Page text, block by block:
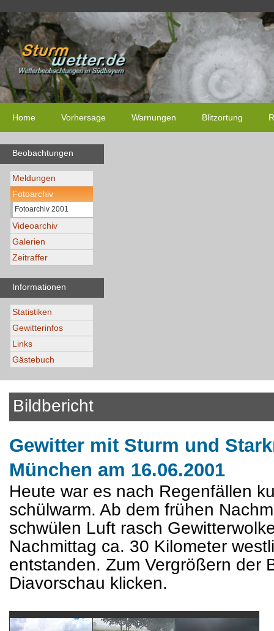
Home Vorhersage Warnungen Blitzortung
Beobachtungen
Meldungen
Fotoarchiv
Fotoarchiv 2001
Videoarchiv
Galerien
Zeitraffer
Informationen
Statistiken
Gewitterinfos
Links
Gästebuch
Bildbericht
Gewitter mit Sturm und
München am 16.06.2001
Heute war es nach Regenfällen
schülwarm. Ab dem frühen
schwülen Luft rasch
Nachmittag ca. 30 Kilometer
entstanden. Zum Vergrößern der
Diavorschau klicken.